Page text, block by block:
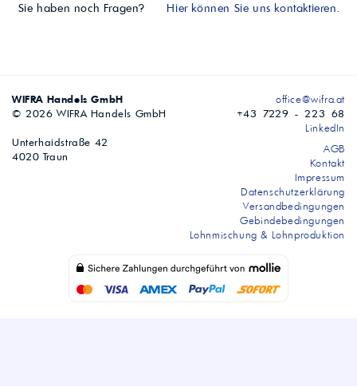
Sie haben noch Fragen? Hier können Sie uns kontaktieren.
WIFRA Handels GmbH
© 2026 WIFRA Handels GmbH
Unterhaidstraße 42
4020 Traun
office@wifra.at
+43 7229 - 223 68
LinkedIn
AGB
Kontakt
Impressum
Datenschutzerklärung
Versandbedingungen
Gebindebedingungen
Lohnmischung & Lohnproduktion